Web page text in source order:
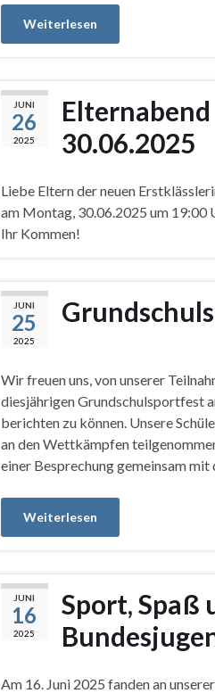
Weiterlesen
JUNI
26
2025
Elternabend
30.06.2025
Liebe Eltern der neuen
am Montag, 30.06.2025 um 19:00
Ihr Kommen!
JUNI
25
2025
Wir freuen uns, von unserer
diesjährigen Grundschulsportfest
berichten zu können. Unsere
an den Wettkämpfen
einer Besprechung gemeinsam
Weiterlesen
JUNI
16
2025
Sport, Spaß
Am 16. Juni 2025 fanden an